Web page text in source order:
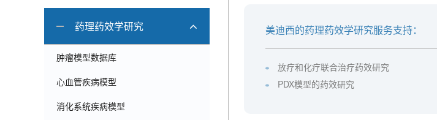
药理药效学研究
肿瘤模型数据库
心血管疾病模型
消化系统疾病模型
美迪西的药理药效学研究服务支持：
放疗和化疗联合治疗药效研究
PDX模型的药效研究